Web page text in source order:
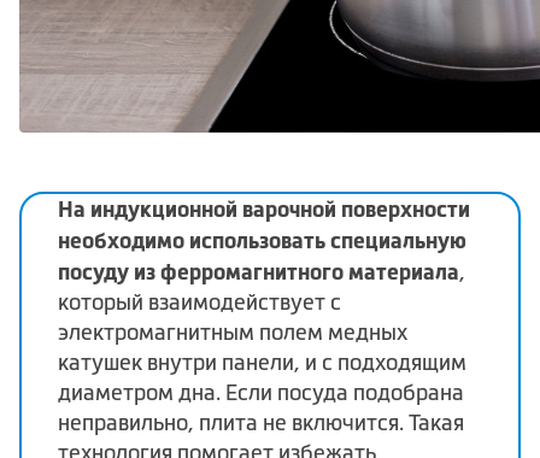
На индукционной варочной поверхности
необходимо использовать специальную
посуду из ферромагнитного материала,
который взаимодействует с
электромагнитным полем медных
катушек внутри панели, и с подходящим
диаметром дна. Если посуда подобрана
неправильно, плита не включится. Такая
технология помогает избежать